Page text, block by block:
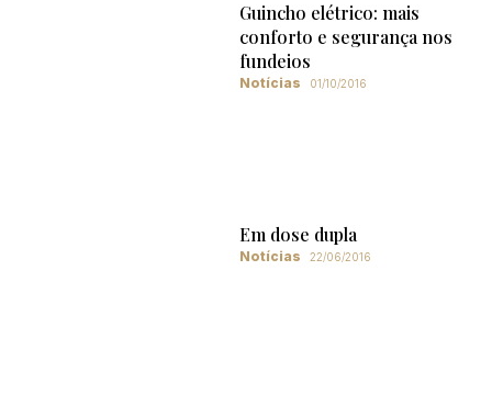
Guincho elétrico: mais
conforto e segurança nos
fundeios
Notícias 01/10/2016
Em dose dupla
Notícias 22/06/2016